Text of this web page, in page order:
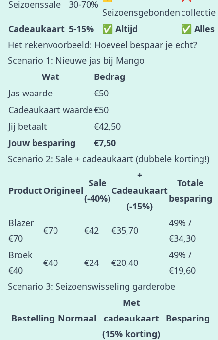
Seizoenssale 30-70%
Seizoensgebondencollectie
Cadeaukaart 5-15% ✅ Altijd
✅ Alles
Het rekenvoorbeeld: Hoeveel bespaar je echt?
Scenario 1: Nieuwe jas bij Mango
Wat
Bedrag
Jas waarde
€50
Cadeaukaart waarde€50
Jij betaalt
€42,50
Jouw besparing
€7,50
Scenario 2: Sale + cadeaukaart (dubbele korting!)
ProductOrigineel
Sale
(-40%)
+
Cadeaukaart
(-15%)
Totale
besparing
Blazer
€70
€70 €42 €35,70
49% /
€34,30
Broek
€40
€40 €24 €20,40
49% /
€19,60
Scenario 3: Seizoenswisseling garderobe
Bestelling Normaal
Met
cadeaukaart
(15% korting)
Besparing